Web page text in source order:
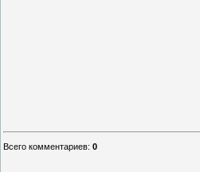
Всего комментариев: 0